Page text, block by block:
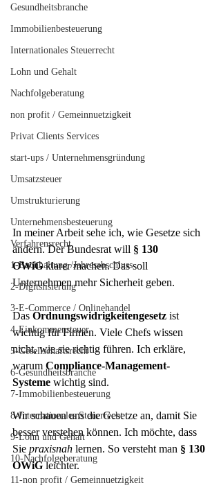
Gesundheitsbranche
Immobilienbesteuerung
Internationales Steuerrecht
Lohn und Gehalt
Nachfolgeberatung
non profit / Gemeinnuetzigkeit
Privat Clients Services
start-ups / Unternehmensgründung
Umsatzsteuer
Umstrukturierung
Unternehmensbesteuerung
Verfahrensrecht
1-Buchhaltung /Jahresabschluss
2-Digitslisierung
3-E-Commerce / Onlinehandel
4-Einkommensteuer
5-Gesellschaftsrecht
6-Gesundheitsbranche
7-Immobilienbesteuerung
8-Internationales Steuerrecht
9-Lohn und Gehalt
10-Nachfolgeberatung
11-non profit / Gemeinnuetzigkeit
In meiner Arbeit sehe ich, wie Gesetze sich
ändern. Der Bundesrat will § 130
OWiG klarer machen. Das soll
Unternehmen mehr Sicherheit geben.
Das Ordnungswidrigkeitengesetz ist
wichtig für Firmen. Viele Chefs wissen
nicht, wie sie richtig führen. Ich erkläre,
warum Compliance-Management-
Systeme wichtig sind.
Wir schauen uns die Gesetze an, damit Sie
besser verstehen können. Ich möchte, dass
Sie praxisnah lernen. So versteht man § 130
OWiG leichter.